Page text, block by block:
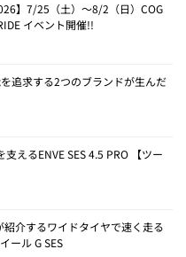
】7/25（土）〜8/2（日）COG
イベント開催!!
追求する2つのブランドが生んだ
えるENVE SES 4.5 PRO 【ツー
紹介するワイドタイヤで速く走る
ール G SES